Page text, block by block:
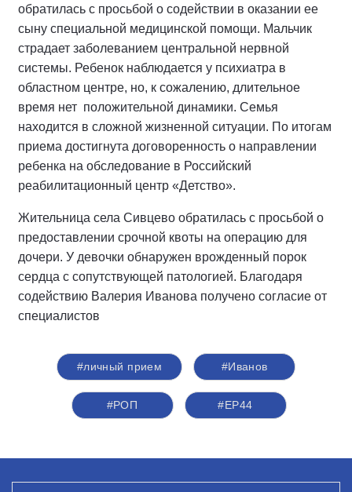
обратилась с просьбой о содействии в оказании ее
сыну специальной медицинской помощи. Мальчик
страдает заболеванием центральной нервной
системы. Ребенок наблюдается у психиатра в
областном центре, но, к сожалению, длительное
время нет положительной динамики. Семья
находится в сложной жизненной ситуации. По итогам
приема достигнута договоренность о направлении
ребенка на обследование в Российский
реабилитационный центр «Детство».
Жительница села Сивцево обратилась с просьбой о
предоставлении срочной квоты на операцию для
дочери. У девочки обнаружен врожденный порок
сердца с сопутствующей патологией. Благодаря
содействию Валерия Иванова получено согласие от
специалистов
#личный прием #Иванов
#РОП #ЕР44